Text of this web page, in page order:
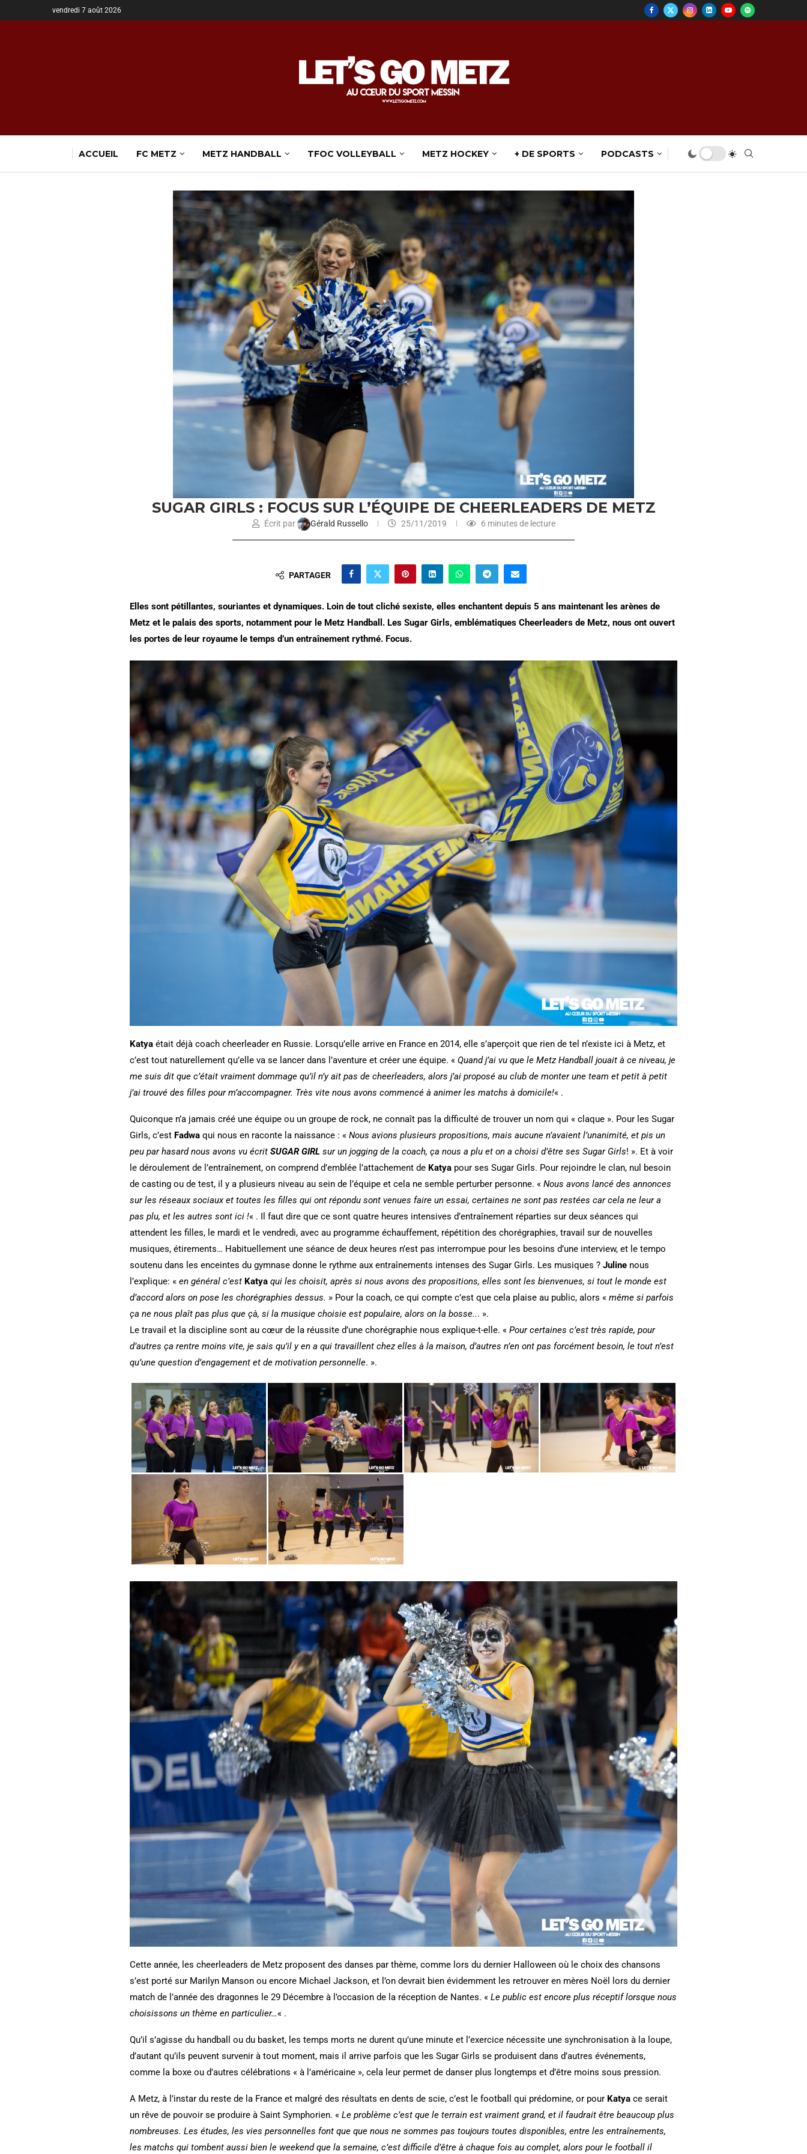
vendredi 7 août 2026
ACCUEIL FC METZ METZ HANDBALL TFOC VOLLEYBALL METZ HOCKEY + DE SPORTS PODCASTS
SUGAR GIRLS : FOCUS SUR L’ÉQUIPE DE CHEERLEADERS DE METZ
Écrit par Gérald Russello 25/11/2019 6 minutes de lecture
PARTAGER
Elles sont pétillantes, souriantes et dynamiques. Loin de tout cliché sexiste, elles enchantent depuis 5 ans maintenant les arènes de
Metz et le palais des sports, notamment pour le Metz Handball. Les Sugar Girls, emblématiques Cheerleaders de Metz, nous ont ouvert
les portes de leur royaume le temps d’un entraînement rythmé. Focus.
Katya était déjà coach cheerleader en Russie. Lorsqu’elle arrive en France en 2014, elle s’aperçoit que rien de tel n’existe ici à Metz, et
c’est tout naturellement qu’elle va se lancer dans l’aventure et créer une équipe. « Quand j’ai vu que le Metz Handball jouait à ce niveau, je
me suis dit que c’était vraiment dommage qu’il n’y ait pas de cheerleaders, alors j’ai proposé au club de monter une team et petit à petit
j’ai trouvé des filles pour m’accompagner. Très vite nous avons commencé à animer les matchs à domicile!« .
Quiconque n’a jamais créé une équipe ou un groupe de rock, ne connaît pas la difficulté de trouver un nom qui « claque ». Pour les Sugar
Girls, c’est Fadwa qui nous en raconte la naissance : « Nous avions plusieurs propositions, mais aucune n’avaient l’unanimité, et pis un
peu par hasard nous avons vu écrit SUGAR GIRL sur un jogging de la coach, ça nous a plu et on a choisi d’être ses Sugar Girls! ». Et à voir
le déroulement de l’entraînement, on comprend d’emblée l’attachement de Katya pour ses Sugar Girls. Pour rejoindre le clan, nul besoin
de casting ou de test, il y a plusieurs niveau au sein de l’équipe et cela ne semble perturber personne. « Nous avons lancé des annonces
sur les réseaux sociaux et toutes les filles qui ont répondu sont venues faire un essai, certaines ne sont pas restées car cela ne leur a
pas plu, et les autres sont ici !« . Il faut dire que ce sont quatre heures intensives d’entraînement réparties sur deux séances qui
attendent les filles, le mardi et le vendredi, avec au programme échauffement, répétition des chorégraphies, travail sur de nouvelles
musiques, étirements… Habituellement une séance de deux heures n’est pas interrompue pour les besoins d’une interview, et le tempo
soutenu dans les enceintes du gymnase donne le rythme aux entraînements intenses des Sugar Girls. Les musiques ? Juline nous
l’explique: « en général c’est Katya qui les choisit, après si nous avons des propositions, elles sont les bienvenues, si tout le monde est
d’accord alors on pose les chorégraphies dessus. » Pour la coach, ce qui compte c’est que cela plaise au public, alors « même si parfois
ça ne nous plaît pas plus que çà, si la musique choisie est populaire, alors on la bosse... ».
Le travail et la discipline sont au cœur de la réussite d’une chorégraphie nous explique-t-elle. « Pour certaines c’est très rapide, pour
d’autres ça rentre moins vite, je sais qu’il y en a qui travaillent chez elles à la maison, d’autres n’en ont pas forcément besoin, le tout n’est
qu’une question d’engagement et de motivation personnelle. ».
Cette année, les cheerleaders de Metz proposent des danses par thème, comme lors du dernier Halloween où le choix des chansons
s’est porté sur Marilyn Manson ou encore Michael Jackson, et l’on devrait bien évidemment les retrouver en mères Noël lors du dernier
match de l’année des dragonnes le 29 Décembre à l’occasion de la réception de Nantes. « Le public est encore plus réceptif lorsque nous
choisissons un thème en particulier…« .
Qu’il s’agisse du handball ou du basket, les temps morts ne durent qu’une minute et l’exercice nécessite une synchronisation à la loupe,
d’autant qu’ils peuvent survenir à tout moment, mais il arrive parfois que les Sugar Girls se produisent dans d’autres événements,
comme la boxe ou d’autres célébrations « à l’américaine », cela leur permet de danser plus longtemps et d’être moins sous pression.
A Metz, à l’instar du reste de la France et malgré des résultats en dents de scie, c’est le football qui prédomine, or pour Katya ce serait
un rêve de pouvoir se produire à Saint Symphorien. « Le problème c’est que le terrain est vraiment grand, et il faudrait être beaucoup plus
nombreuses. Les études, les vies personnelles font que que nous ne sommes pas toujours toutes disponibles, entre les entraînements,
les matchs qui tombent aussi bien le weekend que la semaine, c’est difficile d’être à chaque fois au complet, alors pour le football il